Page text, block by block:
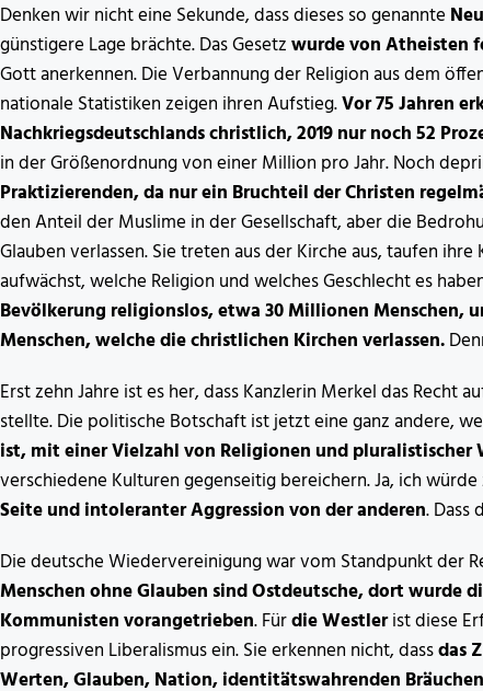
Denken wir nicht eine Sekunde, dass dieses so genannte
günstigere Lage brächte. Das Gesetzwurde von Atheisten
Gott anerkennen. Die Verbannung der Religion aus dem
nationale Statistiken zeigen ihren Aufstieg.Vor 75 Jahren
Nachkriegsdeutschlands christlich, 2019 nur noch 52
in der Größenordnung von einer Million pro Jahr. Noch
Praktizierenden, da nur ein Bruchteil der Christen
den Anteil der Muslime in der Gesellschaft, aber die
Glauben verlassen. Sie treten aus der Kirche aus, taufen
aufwächst, welche Religion und welches Geschlecht es
Bevölkerung religionslos, etwa 30 Millionen Menschen,
Menschen, welche die christlichen Kirchen verlassen.
Erst zehn Jahre ist es her, dass Kanzlerin Merkel das Recht
stellte. Die politische Botschaft ist jetzt eine ganz andere,
ist, mit einer Vielzahl von Religionen und pluralistischer
verschiedene Kulturen gegenseitig bereichern. Ja, ich
Seite und intoleranter Aggression von der anderen. Dass
Die deutsche Wiedervereinigung war vom Standpunkt der
Menschen ohne Glauben sind Ostdeutsche, dort wurde
Kommunisten vorangetrieben. Fürdie Westlerist diese
progressiven Liberalismus ein. Sie erkennen nicht, dassdas
Werten, Glauben, Nation, identitätswahrenden